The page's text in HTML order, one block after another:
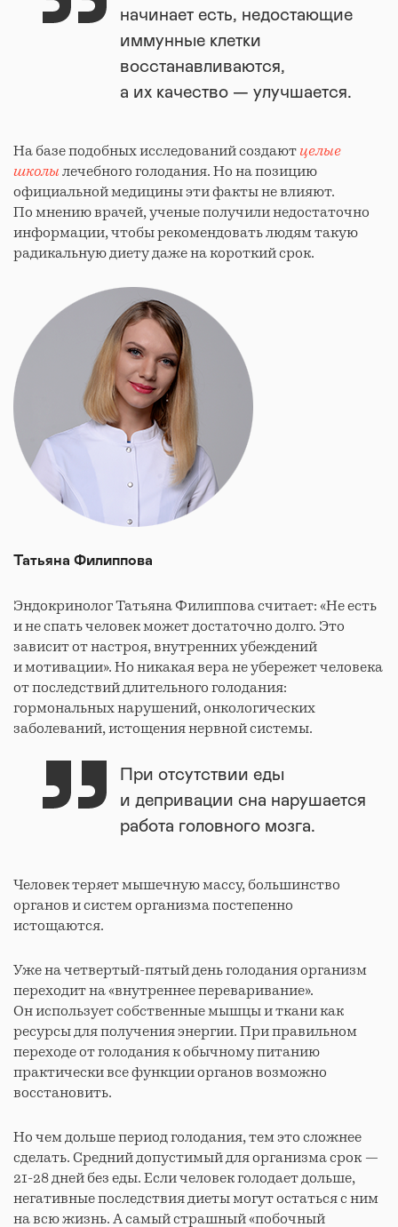
начинает есть, недостающие
иммунные клетки
восстанавливаются,
а их качество — улучшается.
На базе подобных исследований создаютцелые
школылечебного голодания. Но на позицию
официальной медицины эти факты не влияют.
По мнению врачей, ученые получили недостаточно
информации, чтобы рекомендовать людям такую
радикальную диету даже на короткий срок.
Татьяна Филиппова
Эндокринолог Татьяна Филиппова считает: «Не есть
и не спать человек может достаточно долго. Это
зависит от настроя, внутренних убеждений
и мотивации». Но никакая вера не убережет человека
от последствий длительного голодания:
гормональных нарушений, онкологических
заболеваний, истощения нервной системы.
При отсутствии еды
и депривации сна нарушается
работа головного мозга.
Человек теряет мышечную массу, большинство
органов и систем организма постепенно
истощаются.
Уже на четвертый-пятый день голодания организм
переходит на «внутреннее переваривание».
Он использует собственные мышцы и ткани как
ресурсы для получения энергии. При правильном
переходе от голодания к обычному питанию
практически все функции органов возможно
восстановить.
Но чем дольше период голодания, тем это сложнее
сделать. Средний допустимый для организма срок —
21-28 дней без еды. Если человек голодает дольше,
негативные последствия диеты могут остаться с ним
на всю жизнь. А самый страшный «побочный